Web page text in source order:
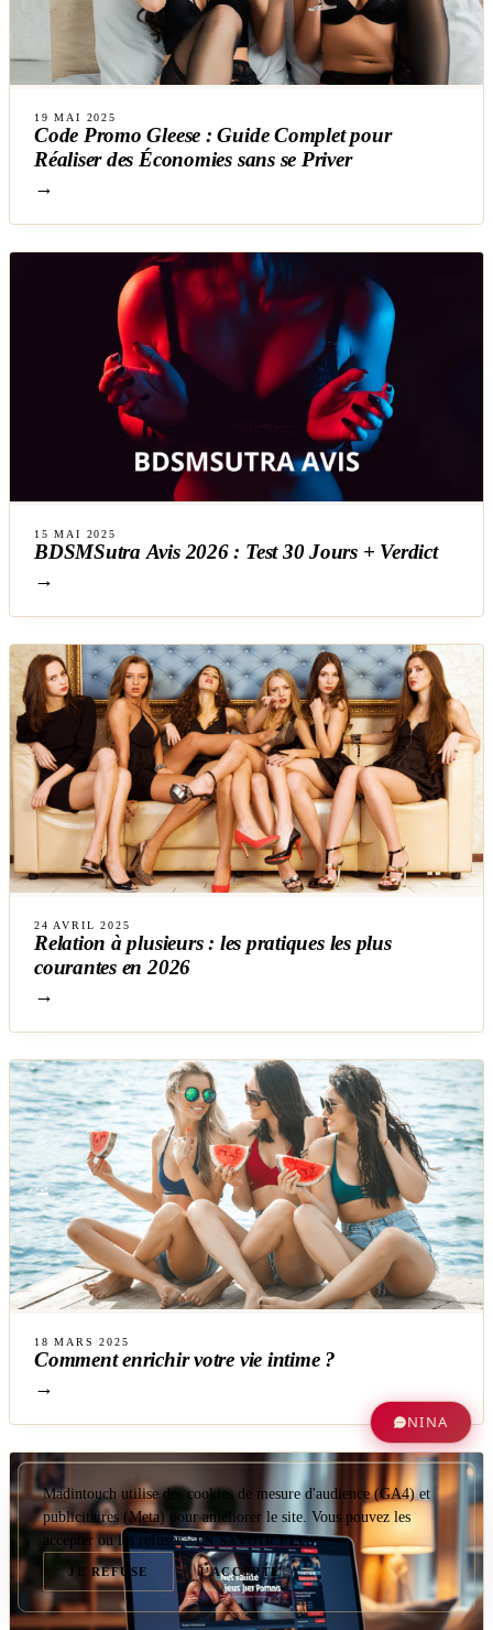
19 MAI 2025
Code Promo Gleese : Guide Complet pour
Réaliser des Économies sans se Priver
→
15 MAI 2025
BDSMSutra Avis 2026 : Test 30 Jours + Verdict
→
24 AVRIL 2025
Relation à plusieurs : les pratiques les plus
courantes en 2026
→
18 MARS 2025
Comment enrichir votre vie intime ?
→
NINA
Madintouch utilise des cookies de mesure d'audience (GA4) et
publicitaires (Meta) pour améliorer le site. Vous pouvez les
accepter ou les refuser. EN SAVOIR PLUS
JE REFUSE J'ACCEPTE